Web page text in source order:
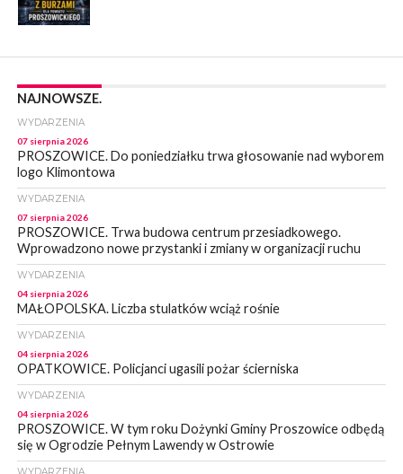
NAJNOWSZE.
WYDARZENIA
07 sierpnia 2026
PROSZOWICE. Do poniedziałku trwa głosowanie nad wyborem
logo Klimontowa
WYDARZENIA
07 sierpnia 2026
PROSZOWICE. Trwa budowa centrum przesiadkowego.
Wprowadzono nowe przystanki i zmiany w organizacji ruchu
WYDARZENIA
04 sierpnia 2026
MAŁOPOLSKA. Liczba stulatków wciąż rośnie
WYDARZENIA
04 sierpnia 2026
OPATKOWICE. Policjanci ugasili pożar ścierniska
WYDARZENIA
04 sierpnia 2026
PROSZOWICE. W tym roku Dożynki Gminy Proszowice odbędą
się w Ogrodzie Pełnym Lawendy w Ostrowie